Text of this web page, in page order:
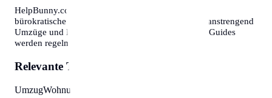
HelpBunny.com hat es sich zur Aufgabe gemacht,
bürokratische Hürden abzubauen. Wir wissen, wie anstrengend
Umzüge und Behördengänge sein können. Unsere Guides
werden regelmäßig aktualisiert.
Relevante Themen:
UmzugWohnung